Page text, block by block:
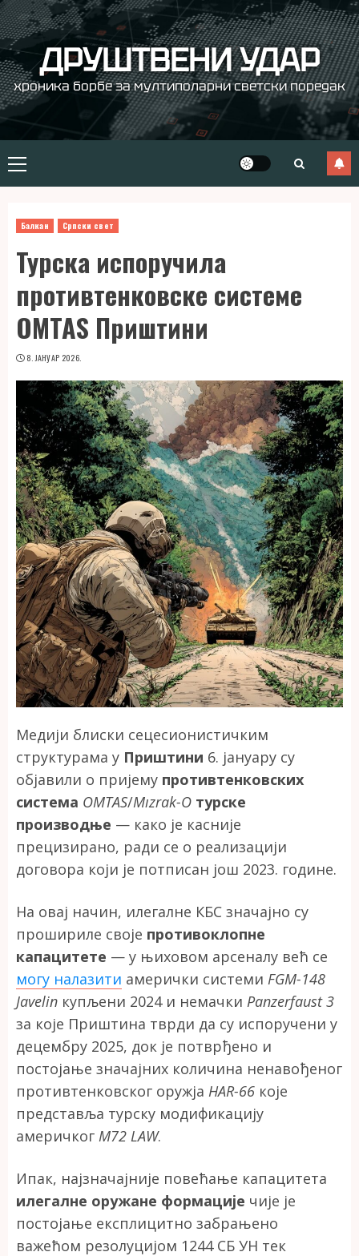
Skip
to
content ДРУШТВЕНИ УДАР
хроника борбе за мултиполарни светски поредак
Primary
Menu
Балкан Српски свет
Турска испоручила
противтенковске системе
OMTAS Приштини
8. ЈАНУАР 2026.
Медији блиски сецесионистичким
структурама у Приштини 6. јануару су
објавили о пријему противтенковских
система OMTAS/Mızrak-O турске
производње — како је касније
прецизирано, ради се о реализацији
договора који је потписан још 2023. године.
На овај начин, илегалне КБС значајно су
прошириле своје противоклопне
капацитете — у њиховом арсеналу већ се
могу налазити амерички системи FGM-148
Javelin купљени 2024 и немачки Panzerfaust 3
за које Приштина тврди да су испоручени у
децембру 2025, док је потврђено и
постојање значајних количина ненавођеног
противтенковског оружја HAR-66 које
представља турску модификацију
америчког M72 LAW.
Ипак, најзначајније повећање капацитета
илегалне оружане формације чије је
постојање експлицитно забрањено
важећом резолуцијом 1244 СБ УН тек